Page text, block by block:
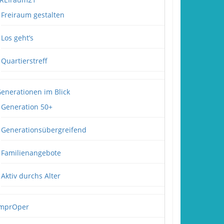
Freiraum gestalten
Los geht’s
Quartierstreff
im Blick
Generation 50+
Generationsübergreifend
Familienangebote
Aktiv durchs Alter